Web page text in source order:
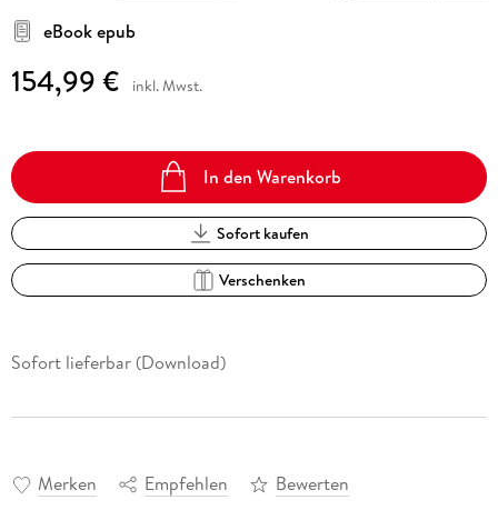
eBook epub
154,99 € inkl. Mwst.
In den Warenkorb
Sofort kaufen
Verschenken
Sofort lieferbar (Download)
Merken Empfehlen Bewerten